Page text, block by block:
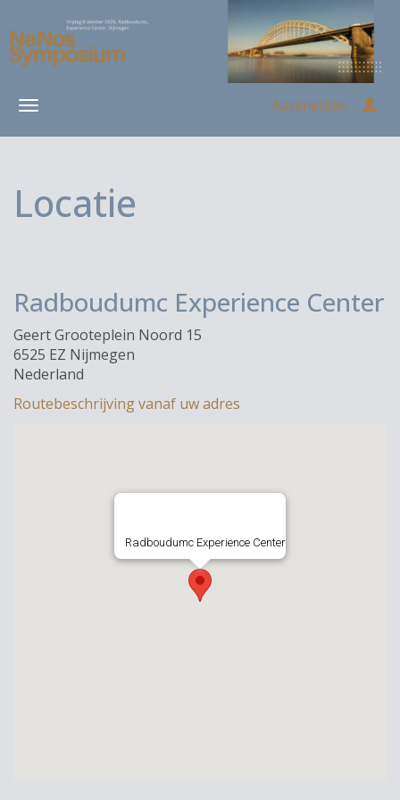
Aanmelden
Locatie
Radboudumc Experience Center
Geert Grooteplein Noord 15
6525 EZ Nijmegen
Nederland
Routebeschrijving vanaf uw adres
Radboudumc Experience Center